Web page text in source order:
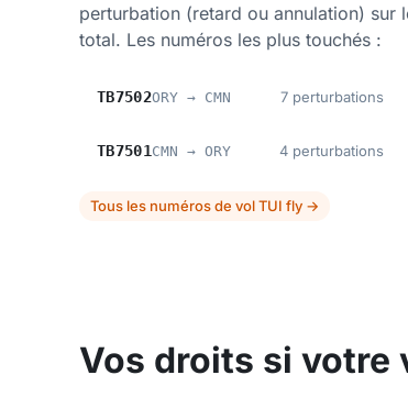
perturbation (retard ou annulation)
total. Les numéros les plus touchés :
TB7502ORY → CMN 7 perturbations
TB7501 CMN → ORY 4 perturbations
Tous les numéros de vol TUI fly →
Vos droits si votre